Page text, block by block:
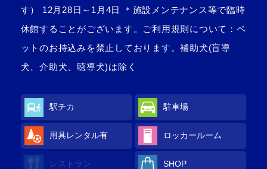
す） 12月28日～1月4日 ＊施設メンテナンス等で臨時
休館することがございます。ご利用規則について：ペ
ットのお持込みを禁止しております。補助犬(盲導
犬、介助犬、聴導犬)は除く
駅チカ 駐車場
用具レンタル有 ロッカールーム
レストラン SHOP